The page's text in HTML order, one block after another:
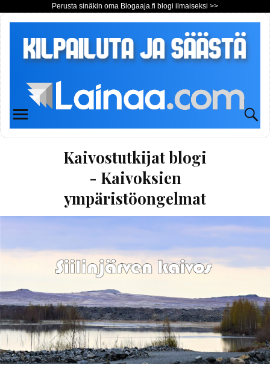
Perusta sinäkin oma Blogaaja.fi blogi ilmaiseksi >>
Kaivostutkijat blogi
- Kaivoksien
ympäristöongelmat